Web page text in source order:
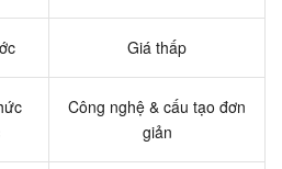
Giá thấp
Công nghệ & cấu tạo đơn
giản